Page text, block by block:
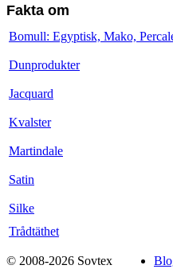
Fakta om
Bomull: Egyptisk, Mako,
Dunprodukter
Jacquard
Kvalster
Martindale
Satin
Silke
Trådtäthet
© 2008-2026 Sovtex